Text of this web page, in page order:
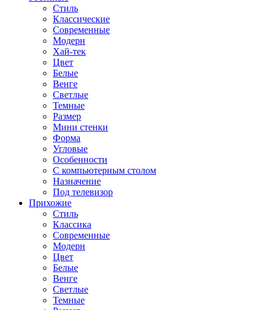
Стиль
Классические
Современные
Модерн
Хай-тек
Цвет
Белые
Венге
Светлые
Темные
Размер
Мини стенки
Форма
Угловые
Особенности
С компьютерным столом
Назначение
Под телевизор
Прихожие
Стиль
Классика
Современные
Модерн
Цвет
Белые
Венге
Светлые
Темные